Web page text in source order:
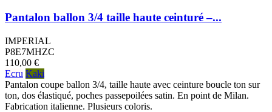
Pantalon ballon 3/4 taille haute ceinturé –...
IMPERIAL
P8E7MHZC
110,00 €
Ecru Kaki
Pantalon coupe ballon 3/4, taille haute avec ceinture boucle ton sur
ton, dos élastiqué, poches passepoilées satin. En point de Milan.
Fabrication italienne. Plusieurs coloris.